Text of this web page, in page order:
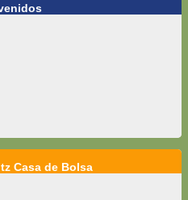
Casa de Bolsa